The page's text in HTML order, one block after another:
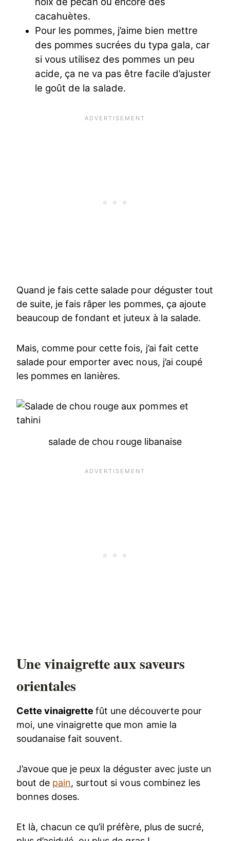
cacahuètes.
Pour les pommes, j’aime bien mettre
des pommes sucrées du typa gala, car
si vous utilisez des pommes un peu
acide, ça ne va pas être facile d’ajuster
le goût de la salade.
Quand je fais cette salade pour déguster tout
de suite, je fais râper les pommes, ça ajoute
beaucoup de fondant et juteux à la salade.
Mais, comme pour cette fois, j’ai fait cette
salade pour emporter avec nous, j’ai coupé
les pommes en lanières.
salade de chou rouge libanaise
Une vinaigrette aux saveurs
orientales
Cette vinaigrettefût une découverte pour
moi, une vinaigrette que mon amie la
soudanaise fait souvent.
J’avoue que je peux la déguster avec juste un
bout de pain, surtout si vous combinez les
bonnes doses.
Et là, chacun ce qu’il préfère, plus de sucré,